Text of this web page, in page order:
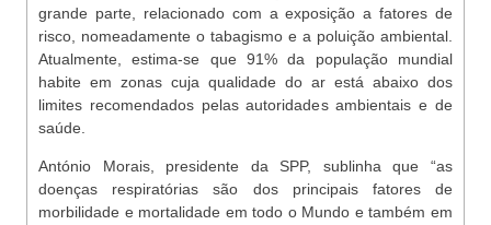
grande parte, relacionado com a exposição a fatores de
risco, nomeadamente o tabagismo e a poluição ambiental.
Atualmente, estima-se que 91% da população mundial
habite em zonas cuja qualidade do ar está abaixo dos
limites recomendados pelas autoridades ambientais e de
saúde.
António Morais, presidente da SPP, sublinha que “as
doenças respiratórias são dos principais fatores de
morbilidade e mortalidade em todo o Mundo e também em